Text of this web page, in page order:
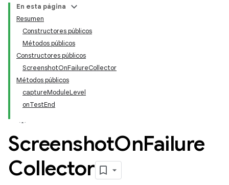
En esta página
Resumen
Constructores públicos
Métodos públicos
Constructores públicos
ScreenshotOnFailureCollector
Métodos públicos
captureModuleLevel
onTestEnd
ScreenshotOnFailure
Collector